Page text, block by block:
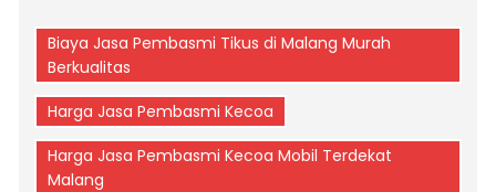
Biaya Jasa Pembasmi Tikus di Malang Murah
Berkualitas
Harga Jasa Pembasmi Kecoa
Harga Jasa Pembasmi Kecoa Mobil Terdekat
Malang